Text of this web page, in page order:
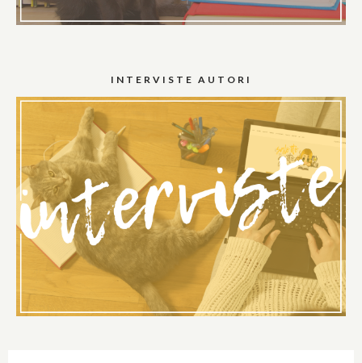
INTERVISTE AUTORI